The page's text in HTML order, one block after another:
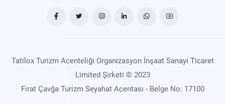
Tatilox Turizm Acenteliği Organizasyon İnşaat Sanayi Ticaret
Limited Şirketi © 2023
Fırat Çavğa Turizm Seyahat Acentası - Belge No: 17100